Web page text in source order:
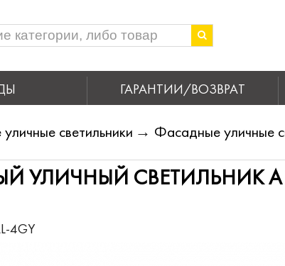
ГАРАНТИИ/ВОЗВРАТ
→ Фасадные уличные
светильники
УЛИЧНЫЙ СВЕТИЛЬНИК
4GY